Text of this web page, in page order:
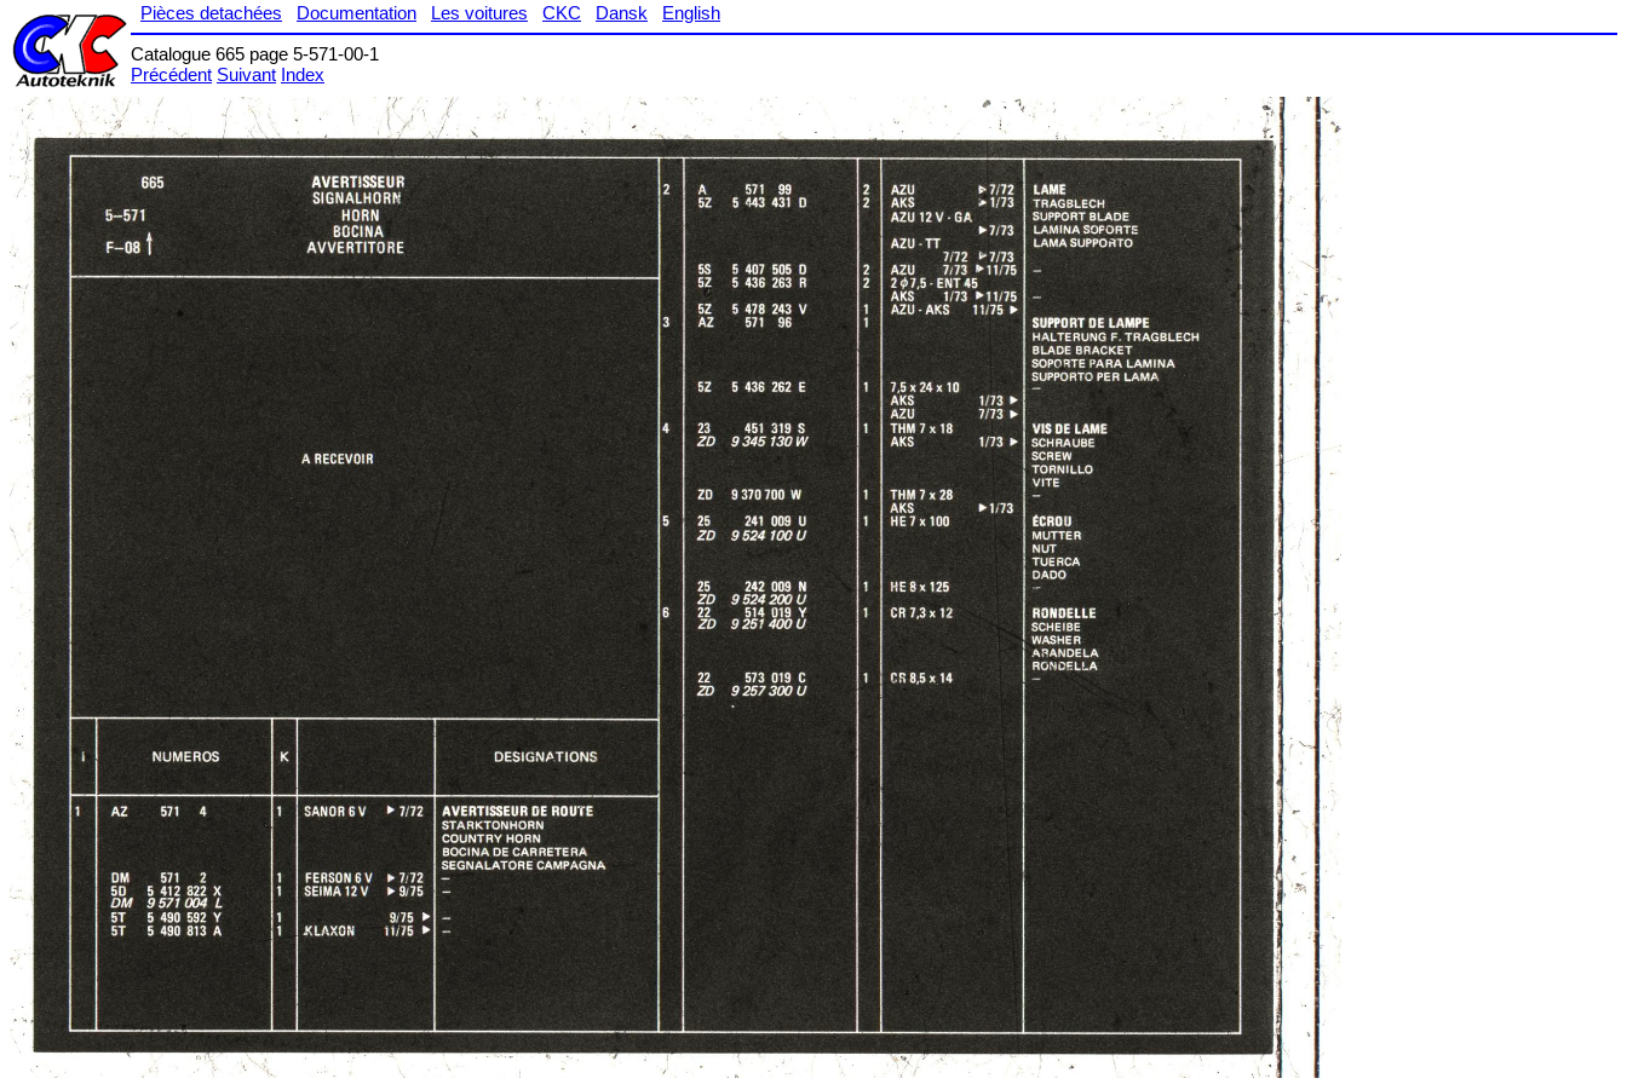
Pièces detachées Documentation Les voitures CKC Dansk
English
Catalogue 665 page 5-571-00-1
Précédent Suivant Index